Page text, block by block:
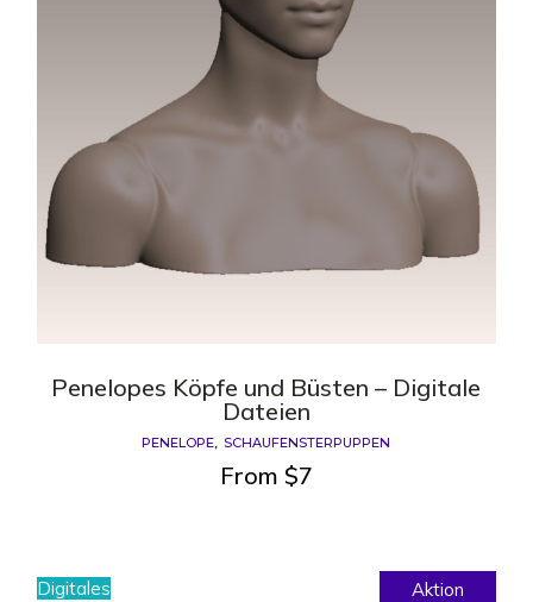
Penelopes Köpfe und Büsten – Digitale
Dateien
PENELOPE SCHAUFENSTERPUPPEN
From $7
Aktion
Digitales